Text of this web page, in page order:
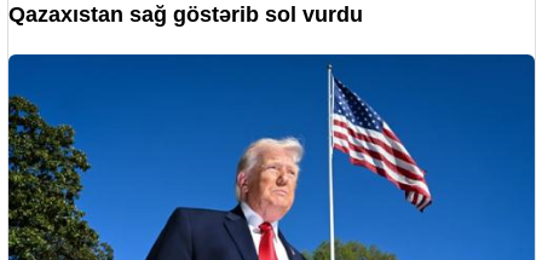
Qazaxıstan sağ göstərib sol vurdu